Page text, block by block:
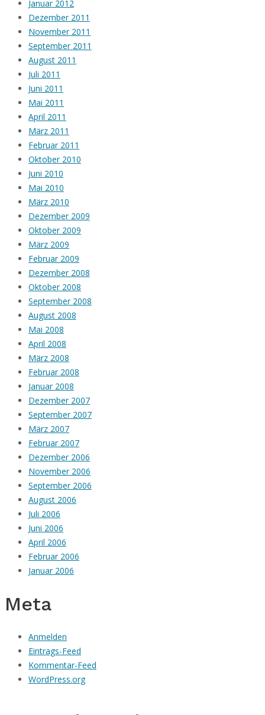
Januar 2012
Dezember 2011
November 2011
September 2011
August 2011
Juli 2011
Juni 2011
Mai 2011
April 2011
März 2011
Februar 2011
Oktober 2010
Juni 2010
Mai 2010
März 2010
Dezember 2009
Oktober 2009
März 2009
Februar 2009
Dezember 2008
Oktober 2008
September 2008
August 2008
Mai 2008
April 2008
März 2008
Februar 2008
Januar 2008
Dezember 2007
September 2007
März 2007
Februar 2007
Dezember 2006
November 2006
September 2006
August 2006
Juli 2006
Juni 2006
April 2006
Februar 2006
Januar 2006
Meta
Anmelden
Eintrags-Feed
Kommentar-Feed
WordPress.org